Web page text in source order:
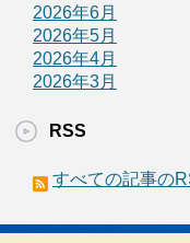
2026年6月
2026年5月
2026年4月
2026年3月
RSS
すべての記事の